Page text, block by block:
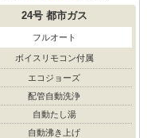
24号都市ガス
フルオート
ボイスリモコン付属
エコジョーズ
配管自動洗浄
自動たし湯
自動沸き上げ